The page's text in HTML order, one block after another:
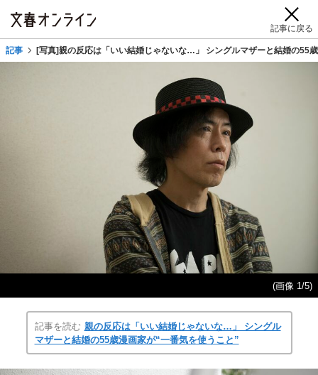
記事に戻る
記事 [写真]親の反応は「いい結婚じゃないな…」 シングルマザーと結婚の55
(画像 1/5)
記事を読む 親の反応は「いい結婚じゃないな…」 シングル
マザーと結婚の55歳漫画家が“一番気を使うこと”